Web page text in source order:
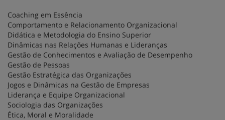
Coaching em Essência
Comportamento e Relacionamento Organizacional
Didática e Metodologia do Ensino Superior
Dinâmicas nas Relações Humanas e Lideranças
Gestão de Conhecimentos e Avaliação de Desempenho
Gestão de Pessoas
Gestão Estratégica das Organizações
Jogos e Dinâmicas na Gestão de Empresas
Liderança e Equipe Organizacional
Sociologia das Organizações
Ética, Moral e Moralidade